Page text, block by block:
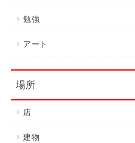
勉強
アート
場所
店
建物